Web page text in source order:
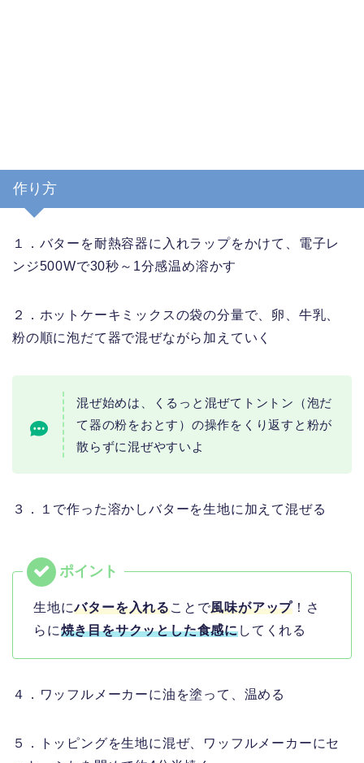
作り方
１．バターを耐熱容器に入れラップをかけて、電子レ
ンジ500Wで30秒～1分感温め溶かす
２．ホットケーキミックスの袋の分量で、卵、牛乳、
粉の順に泡だて器で混ぜながら加えていく
混ぜ始めは、くるっと混ぜてトントン（泡だ
て器の粉をおとす）の操作をくり返すと粉が
散らずに混ぜやすいよ
３．１で作った溶かしバターを生地に加えて混ぜる
生地にバターを入れることで風味がアップ ！さ
らに焼き目をサクッとした食感にしてくれる
４．ワッフルメーカーに油を塗って、温める
５．トッピングを生地に混ぜ、ワッフルメーカーにセ